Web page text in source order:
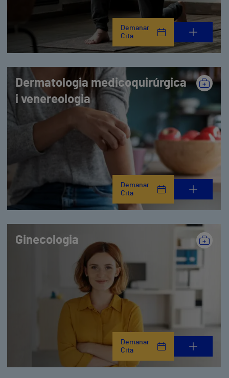
Demanar
Cita
Dermatologia medicoquirúrgica
i venereologia
Demanar
Cita
Ginecologia
Demanar
Cita